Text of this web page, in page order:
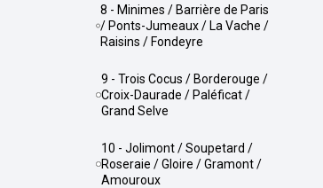
8 - Minimes / Barrière de Paris
/ Ponts-Jumeaux / La Vache /
Raisins / Fondeyre
9 - Trois Cocus / Borderouge /
Croix-Daurade / Paléficat /
Grand Selve
10 - Jolimont / Soupetard /
Roseraie / Gloire / Gramont /
Amouroux